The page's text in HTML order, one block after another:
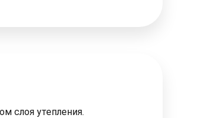
слоя утепления.